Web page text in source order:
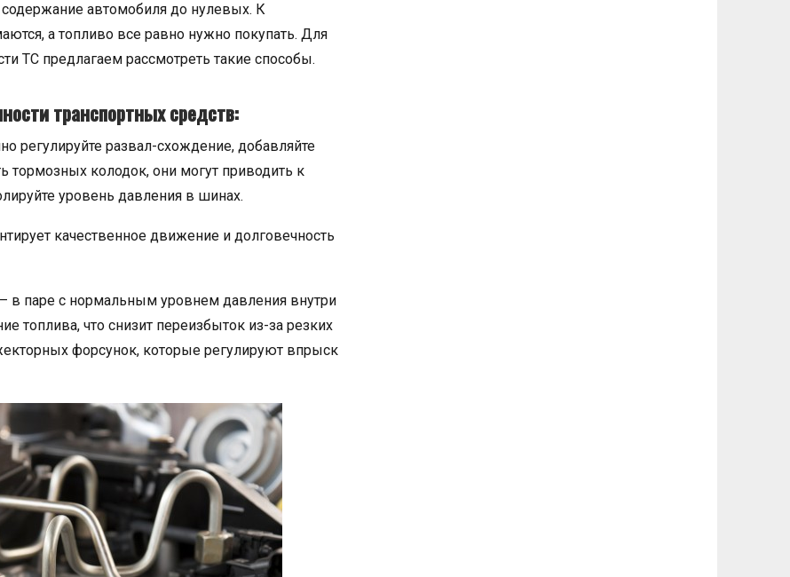
автомобиля до нулевых. К
а топливо все равно нужно покупать. Для
ТС предлагаем рассмотреть такие способы.
транспортных средств:
регулируйте развал-схождение, добавляйте
тормозных колодок, они могут приводить к
уровень давления в шинах.
качественное движение и долговечность
в паре с нормальным уровнем давления внутри
топлива, что снизит переизбыток из-за резких
форсунок, которые регулируют впрыск